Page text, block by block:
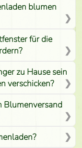
blumen
für die
zu Hause sein
verschicken?
Blumenversand